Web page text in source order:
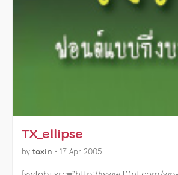
TX_ellipse
bytoxin • 17 Apr 2005